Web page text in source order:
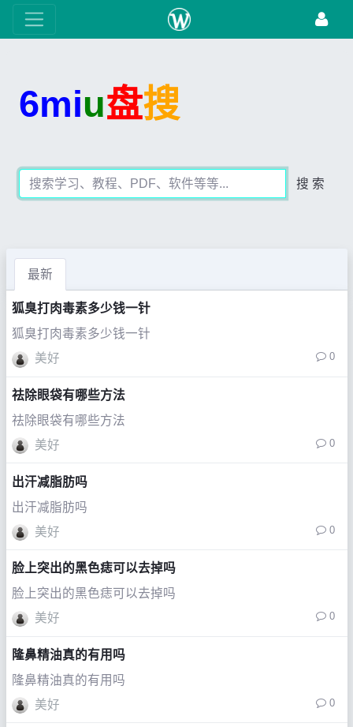
6miu盘搜
搜 索
最新
狐臭打肉毒素多少钱一针
狐臭打肉毒素多少钱一针
美好
0
祛除眼袋有哪些方法
祛除眼袋有哪些方法
美好
0
出汗减脂肪吗
出汗减脂肪吗
美好
0
脸上突出的黑色痣可以去掉吗
脸上突出的黑色痣可以去掉吗
美好
0
隆鼻精油真的有用吗
隆鼻精油真的有用吗
美好
0